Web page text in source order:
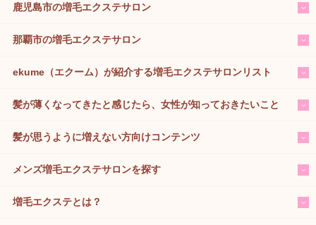
鹿児島市の増毛エクステサロン
那覇市の増毛エクステサロン
ekume（エクーム）が紹介する増毛エクステサロンリスト
髪が薄くなってきたと感じたら、女性が知っておきたいこと
髪が思うように増えない方向けコンテンツ
メンズ増毛エクステサロンを探す
増毛エクステとは？